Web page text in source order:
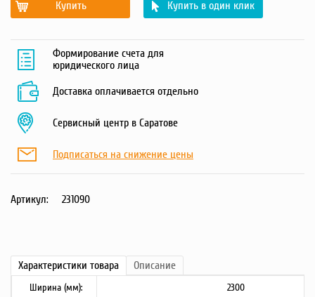
Купить Купить в один клик
Формирование счета для
юридического лица
Доставка оплачивается отдельно
Сервисный центр в Саратове
Подписаться на снижение цены
Артикул: 231090
Характеристики товара Описание
Ширина (мм): 2300